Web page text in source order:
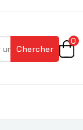
Chercher
0